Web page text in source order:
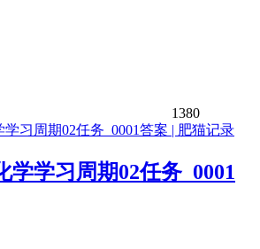
1380
学学习周期02任务_0001